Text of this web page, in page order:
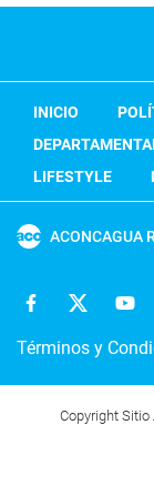
INICIO
LIFESTYLE
ACONCAGUA
Términos y
Copyright Sitio